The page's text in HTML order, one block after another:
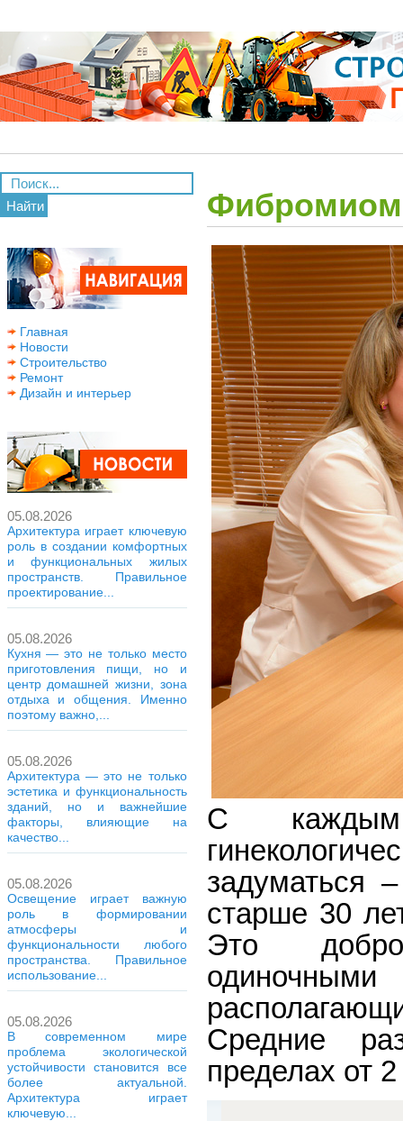
Найти
Главная
Новости
Строительство
Ремонт
Дизайн и интерьер
05.08.2026
Архитектура играет ключевую
роль в создании комфортных
и функциональных жилых
пространств. Правильное
проектирование...
05.08.2026
Кухня — это не только место
приготовления пищи, но и
центр домашней жизни, зона
отдыха и общения. Именно
поэтому важно,...
05.08.2026
Архитектура — это не только
эстетика и функциональность
зданий, но и важнейшие
факторы, влияющие на
качество...
05.08.2026
Освещение играет важную
роль в формировании
атмосферы и
функциональности любого
пространства. Правильное
использование...
05.08.2026
В современном мире
проблема экологической
устойчивости становится все
более актуальной.
Архитектура играет
ключевую...
С каждым
задуматься
старше 30
Это
Средние
пределах от